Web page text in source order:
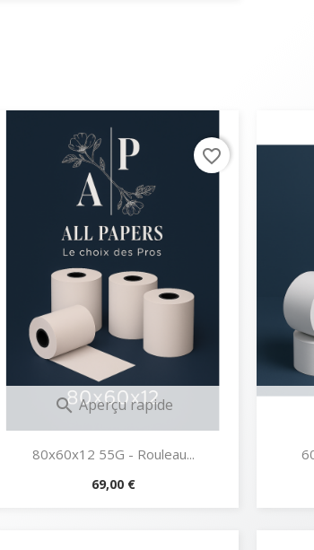
Aperçu rapide
80x60x12 55G - Rouleau...
Prix
69,00 €
favorite_border